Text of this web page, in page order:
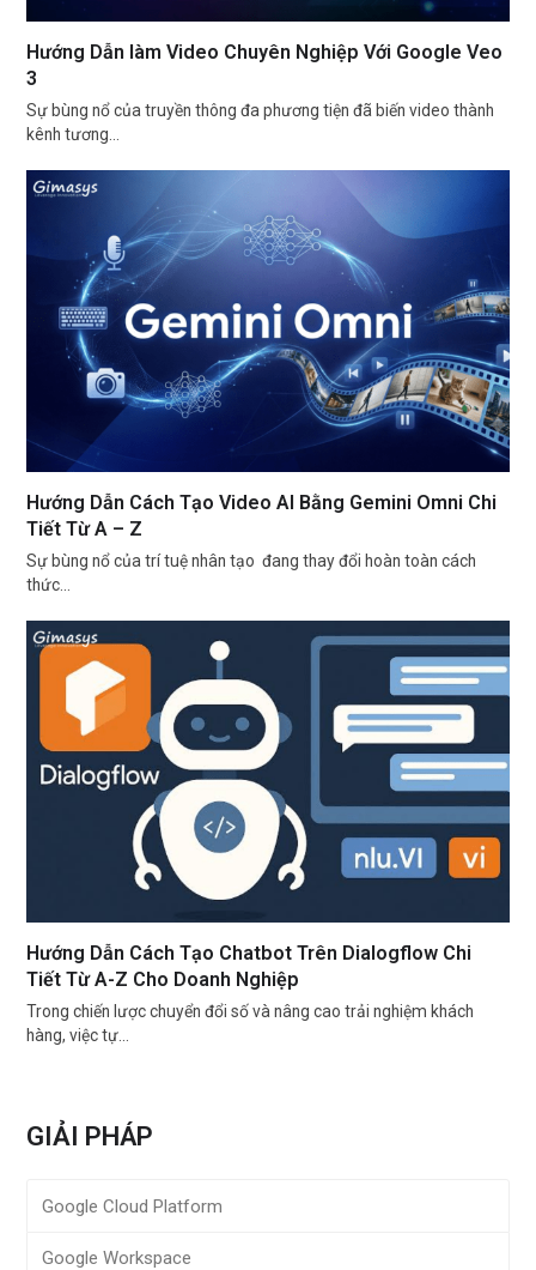
Hướng Dẫn làm Video Chuyên Nghiệp Với Google Veo
3
Sự bùng nổ của truyền thông đa phương tiện đã biến video thành
kênh tương…
Hướng Dẫn Cách Tạo Video AI Bằng Gemini Omni Chi
Tiết Từ A – Z
Sự bùng nổ của trí tuệ nhân tạo đang thay đổi hoàn toàn cách
thức…
Hướng Dẫn Cách Tạo Chatbot Trên Dialogflow Chi
Tiết Từ A-Z Cho Doanh Nghiệp
Trong chiến lược chuyển đổi số và nâng cao trải nghiệm khách
hàng, việc tự…
GIẢI PHÁP
Google Cloud Platform
Google Workspace